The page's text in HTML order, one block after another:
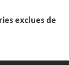
exclues de